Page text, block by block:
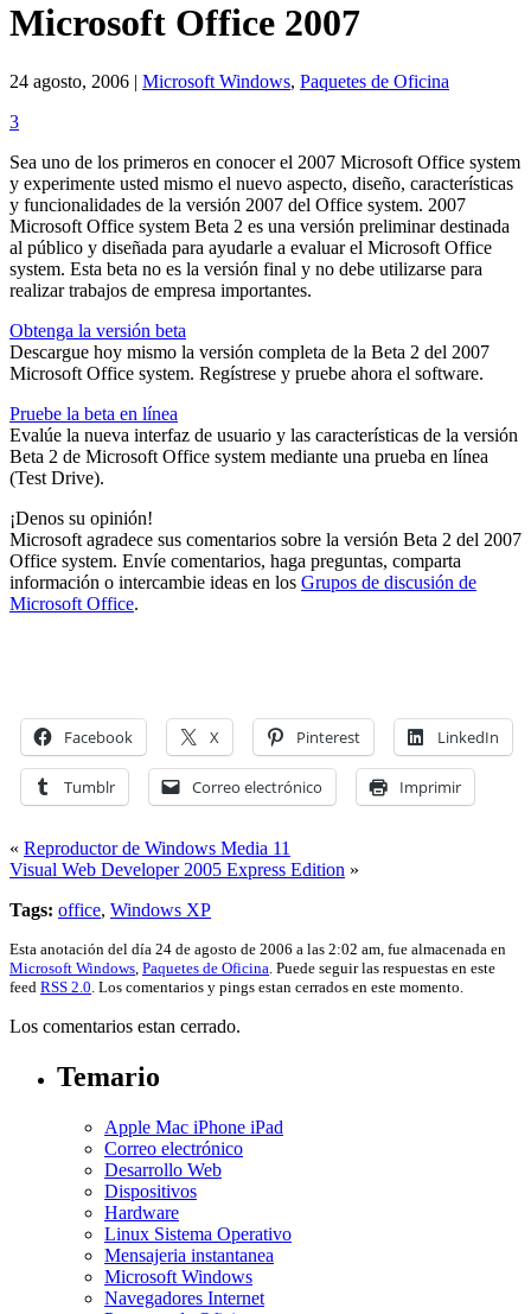
Microsoft Office 2007
24 agosto, 2006 | Microsoft Windows, Paquetes de Oficina
3
Sea uno de los primeros en conocer el 2007 Microsoft Office system
y experimente usted mismo el nuevo aspecto, diseño, características
y funcionalidades de la versión 2007 del Office system. 2007
Microsoft Office system Beta 2 es una versión preliminar destinada
al público y diseñada para ayudarle a evaluar el Microsoft Office
system. Esta beta no es la versión final y no debe utilizarse para
realizar trabajos de empresa importantes.
Obtenga la versión beta
Descargue hoy mismo la versión completa de la Beta 2 del 2007
Microsoft Office system. Regístrese y pruebe ahora el software.
Pruebe la beta en línea
Evalúe la nueva interfaz de usuario y las características de la versión
Beta 2 de Microsoft Office system mediante una prueba en línea
(Test Drive).
¡Denos su opinión!
Microsoft agradece sus comentarios sobre la versión Beta 2 del 2007
Office system. Envíe comentarios, haga preguntas, comparta
información o intercambie ideas en los Grupos de discusión de
Microsoft Office.
Facebook X Pinterest LinkedIn
Tumblr Correo electrónico Imprimir
« Reproductor de Windows Media 11
Visual Web Developer 2005 Express Edition »
Tags: office, Windows XP
Esta anotación del día 24 de agosto de 2006 a las 2:02 am, fue almacenada en
Microsoft Windows Paquetes de Oficina . Puede seguir las respuestas en este
feed RSS 2.0 . Los comentarios y pings estan cerrados en este momento.
Los comentarios estan cerrado.
Temario
Apple Mac iPhone iPad
Correo electrónico
Desarrollo Web
Dispositivos
Hardware
Linux Sistema Operativo
Mensajeria instantanea
Microsoft Windows
Navegadores Internet